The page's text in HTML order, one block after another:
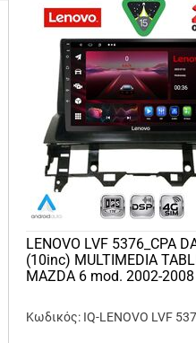
LENOVO LVF 5376_CPA
(10inc) MULTIMEDIA
MAZDA 6 mod. 2002-2008
Κωδικός: IQ-LENOVO LVF